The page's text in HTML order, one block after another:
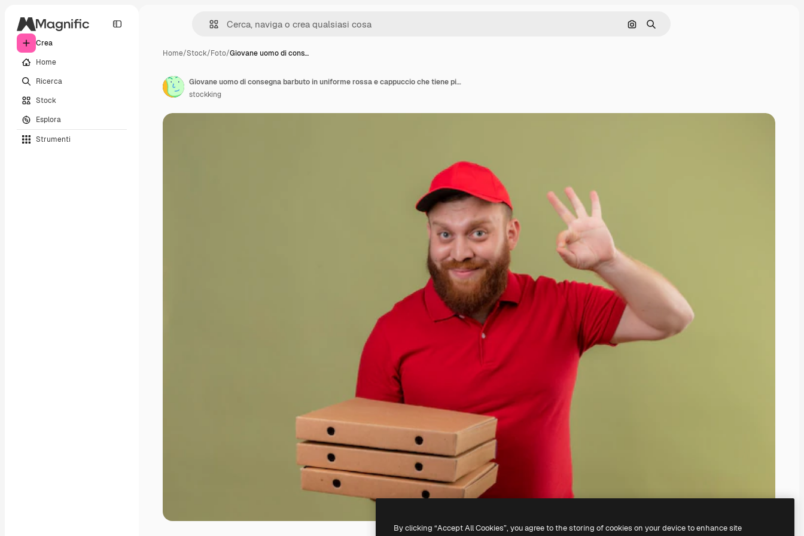
Crea
Home
Ricerca
Stock
Esplora
Strumenti
Cerca per immagine
Ricerca
Home/Stock/Foto/Giovane uomo di cons…
Giovane uomo di consegna barbuto in uniforme rossa e cappuccio che tiene pila di scatole per pizza sorridente con la faccia felice che mostra segno giusto
stockking
By clicking “Accept All Cookies”, you agree to the storing of cookies on your device to enhance site